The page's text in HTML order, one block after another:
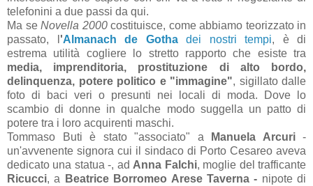
telefonini a due passi da qui.
Ma se Novella 2000costituisce, come abbiamo teorizzato in
passato, l 'Almanach de Gothadei nostri tempi, è di
estrema utilità cogliere lo stretto rapporto che esiste tra
media, imprenditoria, prostituzione di alto bordo,
delinquenza, potere politico e "immagine", sigillato dalle
foto di baci veri o presunti nei locali di moda. Dove lo
scambio di donne in qualche modo suggella un patto di
potere tra i loro acquirenti maschi.
Tommaso Buti è stato "associato" aManuela Arcuri-
un'avvenente signora cui il sindaco di Porto Cesareo aveva
dedicato una statua -, adAnna Falchi, moglie del trafficante
Ricucci, a Beatrice Borromeo Arese Taverna - nipote di